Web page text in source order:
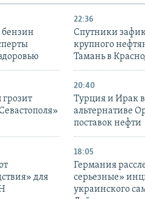
бензин
22:36
Спутники
крупного
Тамань в
20:40
Турция и Ирак
альтернативе
поставок нефти
для
18:05
Германия
серьезные»
украинского